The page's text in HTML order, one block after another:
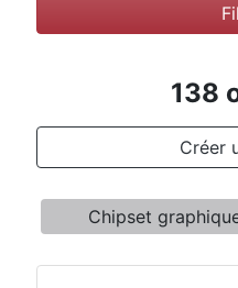
Soutenez-nous
Contactez-nous
Conditions
138
Créer
Chipset